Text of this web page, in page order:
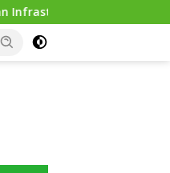
Tingkat Kecamatan